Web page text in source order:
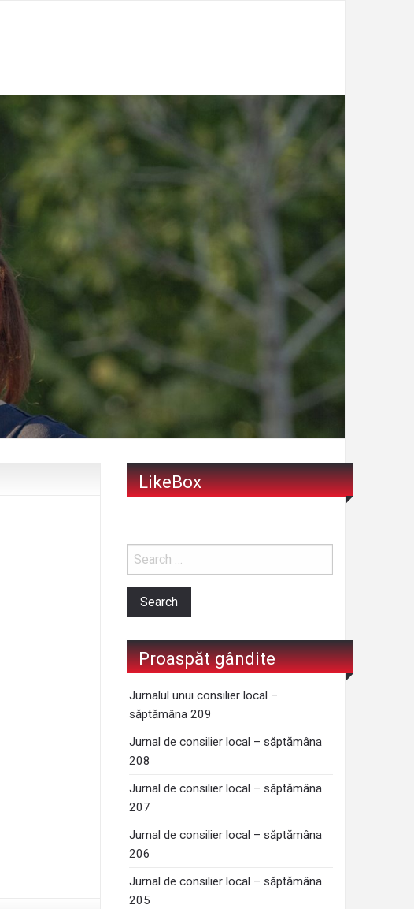
LikeBox
Proaspăt gândite
Jurnalul unui consilier local –
săptămâna 209
Jurnal de consilier local – săptămâna
208
Jurnal de consilier local – săptămâna
207
Jurnal de consilier local – săptămâna
206
Jurnal de consilier local – săptămâna
205